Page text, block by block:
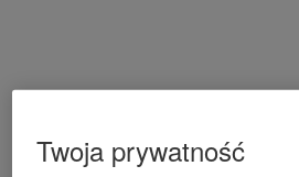
Twoja prywatność